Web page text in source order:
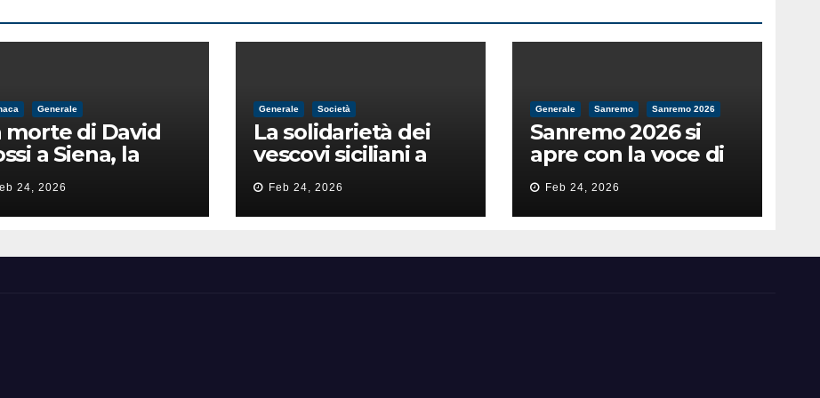
Generale
morte di David
a Siena, la
lancia la
di
24, 2026
Generale Società
La solidarietà dei
vescovi siciliani a
Lorefice: «Ha difeso
il valore e la dignità
dell’umanità»
Feb 24, 2026
Generale Sanremo Sanremo 2026
Sanremo 2026 si
apre con la voce di
Pippo Baudo
Feb 24, 2026